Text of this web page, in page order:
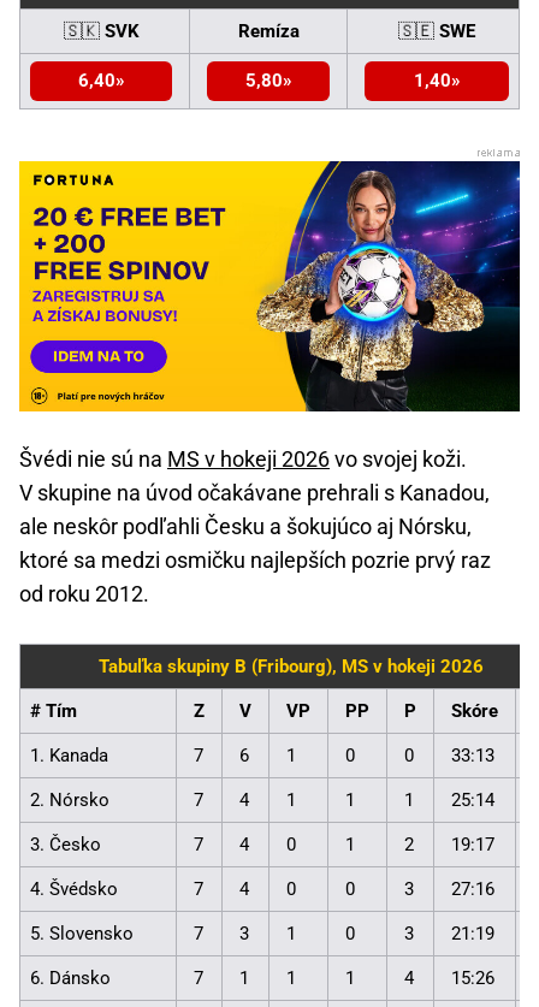
🇸🇰 SVK Remíza 🇸🇪 SWE
6,40 5,80 1,40
Švédi nie sú na MS v hokeji 2026vo svojej koži.
V skupine na úvod očakávane prehrali s Kanadou,
ale neskôr podľahli Česku a šokujúco aj Nórsku,
ktoré sa medzi osmičku najlepších pozrie prvý raz
od roku 2012.
Tabuľka skupiny B (Fribourg), MS v hokeji 2026
# Tím Z V VP PP P Skóre
1. Kanada 7 6 1 0 0 33:13
2. Nórsko 7 4 1 1 1 25:14
3. Česko 7 4 0 1 2 19:17
4. Švédsko 7 4 0 0 3 27:16
5. Slovensko 7 3 1 0 3 21:19
6. Dánsko 7 1 1 1 4 15:26